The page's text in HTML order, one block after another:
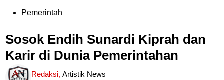
PostedPemerintah
Sosok Endih Sunardi Kiprah dan
Karir di Dunia Pemerintahan
Redaksi,Artistik News